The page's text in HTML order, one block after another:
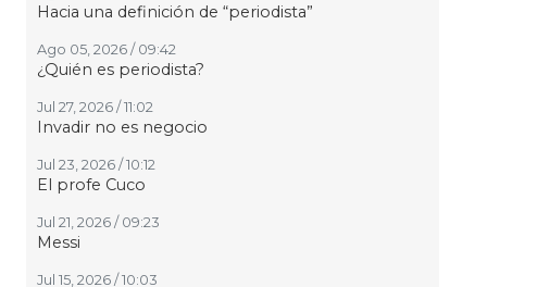
Hacia una definición de “periodista”
Ago 05, 2026 / 09:42
¿Quién es periodista?
Jul 27, 2026 / 11:02
Invadir no es negocio
Jul 23, 2026 / 10:12
El profe Cuco
Jul 21, 2026 / 09:23
Messi
Jul 15, 2026 / 10:03